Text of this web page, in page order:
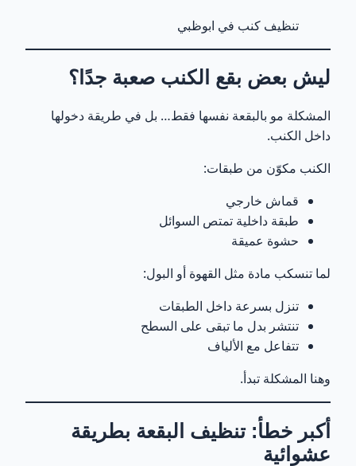
13
14 الخطوة 3: تنظيف عميق (مو سطحي)
15
16 الخطوة 5: التجفيف الصحيح
17 هل تختفي كل البقع 100%؟
19 كيف تمنع رجوع البقع؟
20 أسرار ما يقولها أغلب الشركات
بدك تعرف إذا بقعتك تنشال أو لا؟
22 الخدمة الكاملة لإزالة البقع 👇
تنظيف كنب في ابوظبي
ليش بعض بقع الكنب صعبة جدًا؟
المشكلة مو بالبقعة نفسها فقط… بل في طريقة دخولها
داخل الكنب.
الكنب مكوّن من طبقات:
قماش خارجي
طبقة داخلية تمتص السوائل
حشوة عميقة
لما تنسكب مادة مثل القهوة أو البول:
تنزل بسرعة داخل الطبقات
تنتشر بدل ما تبقى على السطح
تتفاعل مع الألياف
وهنا المشكلة تبدأ.
أكبر خطأ: تنظيف البقعة بطريقة
عشوائية